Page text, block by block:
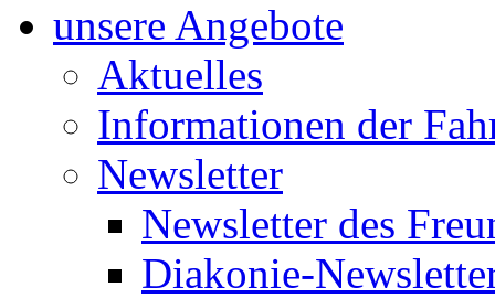
unsere Angebote
Aktuelles
Informationen der
Newsletter
Newsletter des
Diakonie-